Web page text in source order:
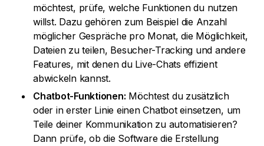
möchtest, prüfe, welche Funktionen du nutzen
willst. Dazu gehören zum Beispiel die Anzahl
möglicher Gespräche pro Monat, die Möglichkeit,
Dateien zu teilen, Besucher-Tracking und andere
Features, mit denen du Live-Chats effizient
abwickeln kannst.
Chatbot-Funktionen: Möchtest du zusätzlich
oder in erster Linie einen Chatbot einsetzen, um
Teile deiner Kommunikation zu automatisieren?
Dann prüfe, ob die Software die Erstellung